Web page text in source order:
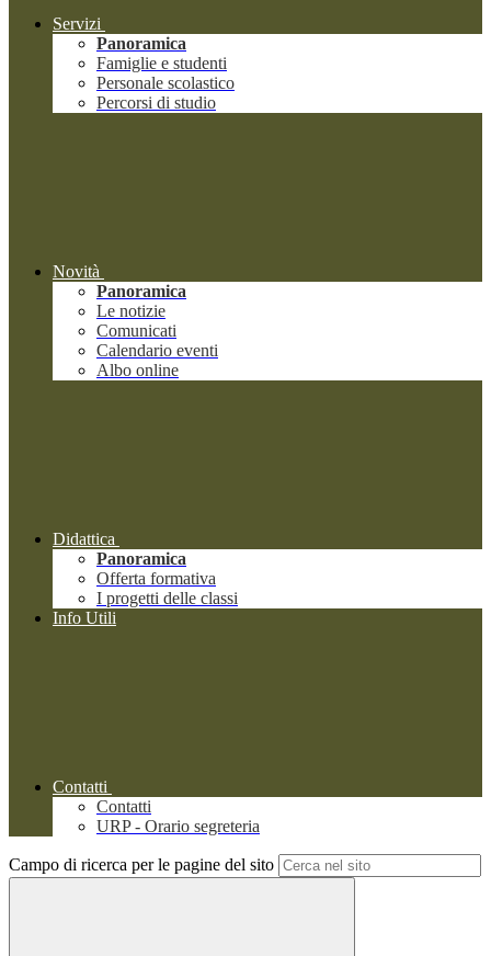
Servizi
Panoramica
Famiglie e studenti
Personale scolastico
Percorsi di studio
Novità
Panoramica
Le notizie
Comunicati
Calendario eventi
Albo online
Didattica
Panoramica
Offerta formativa
I progetti delle classi
Info Utili
Contatti
Contatti
URP - Orario segreteria
Campo di ricerca per le pagine del sito